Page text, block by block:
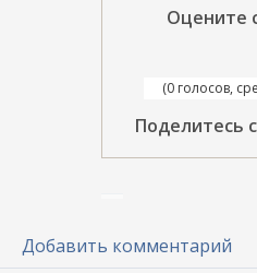
Оцените
(0 голосов,
Поделитесь
Добавить комментарий